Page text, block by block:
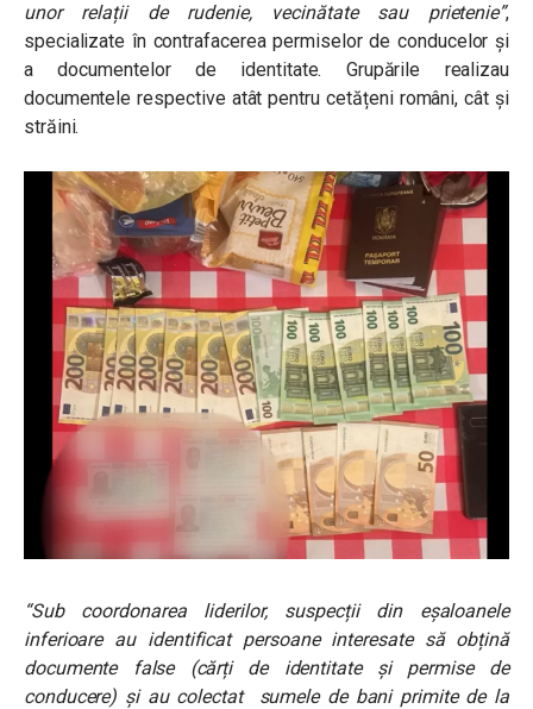
unor relații de rudenie, vecinătate sau prietenie”,
specializate în contrafacerea permiselor de conducelor și
a documentelor de identitate. Grupările realizau
documentele respective atât pentru cetățeni români, cât și
străini.
“Sub coordonarea liderilor, suspecții din eșaloanele
inferioare au identificat persoane interesate să obțină
documente false (cărți de identitate și permise de
conducere) și au colectat sumele de bani primite de la